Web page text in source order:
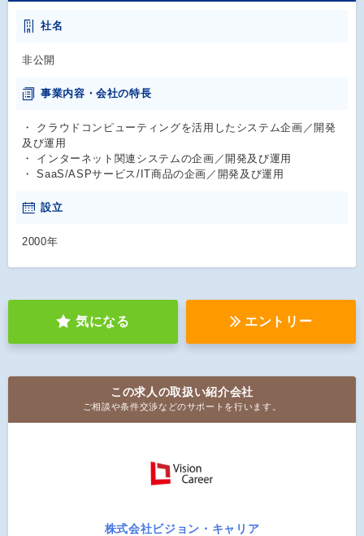
社名
非公開
事業内容・会社の特長
・ クラウドコンピューティングを活用したシステム企画／開発
及び運用
・ インターネット関連システムの企画／開発及び運用
・ SaaS/ASPサービス/IT商品の企画／開発及び運用
設立
2000年
気になる エントリー
この求人の取扱い紹介会社
ご相談や条件交渉などのサポートを行います。
株式会社ビジョン・キャリア